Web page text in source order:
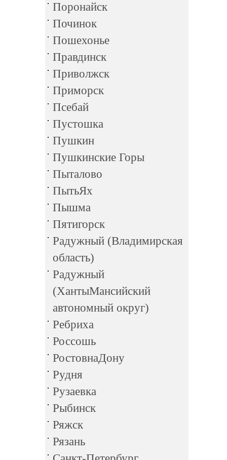
Поронайск
Починок
Пошехонье
Правдинск
Приволжск
Приморск
Псебай
Пустошка
Пушкин
Пушкинские Горы
Пыталово
ПытьЯх
Пышма
Пятигорск
Радужный (Владимирская
область)
Радужный
(ХантыМансийский
автономный округ)
Ребриха
Россошь
РостовнаДону
Рудня
Рузаевка
Рыбинск
Ряжск
Рязань